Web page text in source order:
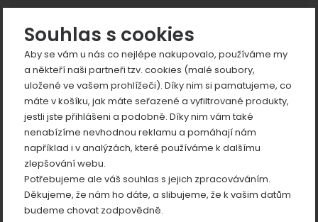
Souhlas s cookies
Aby se vám u nás co nejlépe nakupovalo, používáme my
a někteří naši partneři tzv. cookies (malé soubory,
uložené ve vašem prohlížeči). Díky nim si pamatujeme, co
máte v košíku, jak máte seřazené a vyfiltrované produkty,
jestli jste přihlášeni a podobně. Díky nim vám také
nenabízíme nevhodnou reklamu a pomáhají nám
například i v analýzách, které používáme k dalšímu
zlepšování webu.
Potřebujeme ale váš souhlas s jejich zpracováváním.
Děkujeme, že nám ho dáte, a slibujeme, že k vašim datům
budeme chovat zodpovědně.
Fotografie
předchozí
Zobrazit
Zobrazit
Zobrazit
Zobrazit